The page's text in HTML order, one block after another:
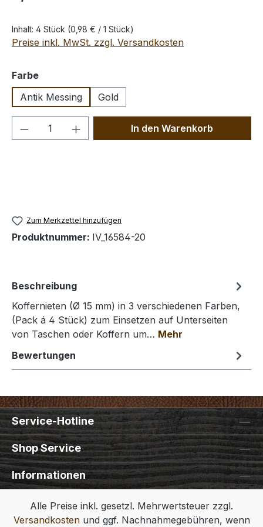
Inhalt: 4 Stück (0,98 € / 1 Stück)
Preise inkl. MwSt. zzgl. Versandkosten
Farbeauswählen
Antik Messing
Gold
Produkt Anzahl: Gib denIn den Warenkorb
Zum Merkzettel hinzufügen
Produktnummer: IV_16584-20
Beschreibung
Koffernieten (Ø 15 mm) in 3 verschiedenen Farben,
(Pack á 4 Stück) zum Einsetzen auf Unterseiten
von Taschen oder Koffern um… Mehr
Bewertungen
Service-Hotline
Shop Service
Informationen
Alle Preise inkl. gesetzl. Mehrwertsteuer zzgl.
Versandkostenund ggf. Nachnahmegebühren, wenn